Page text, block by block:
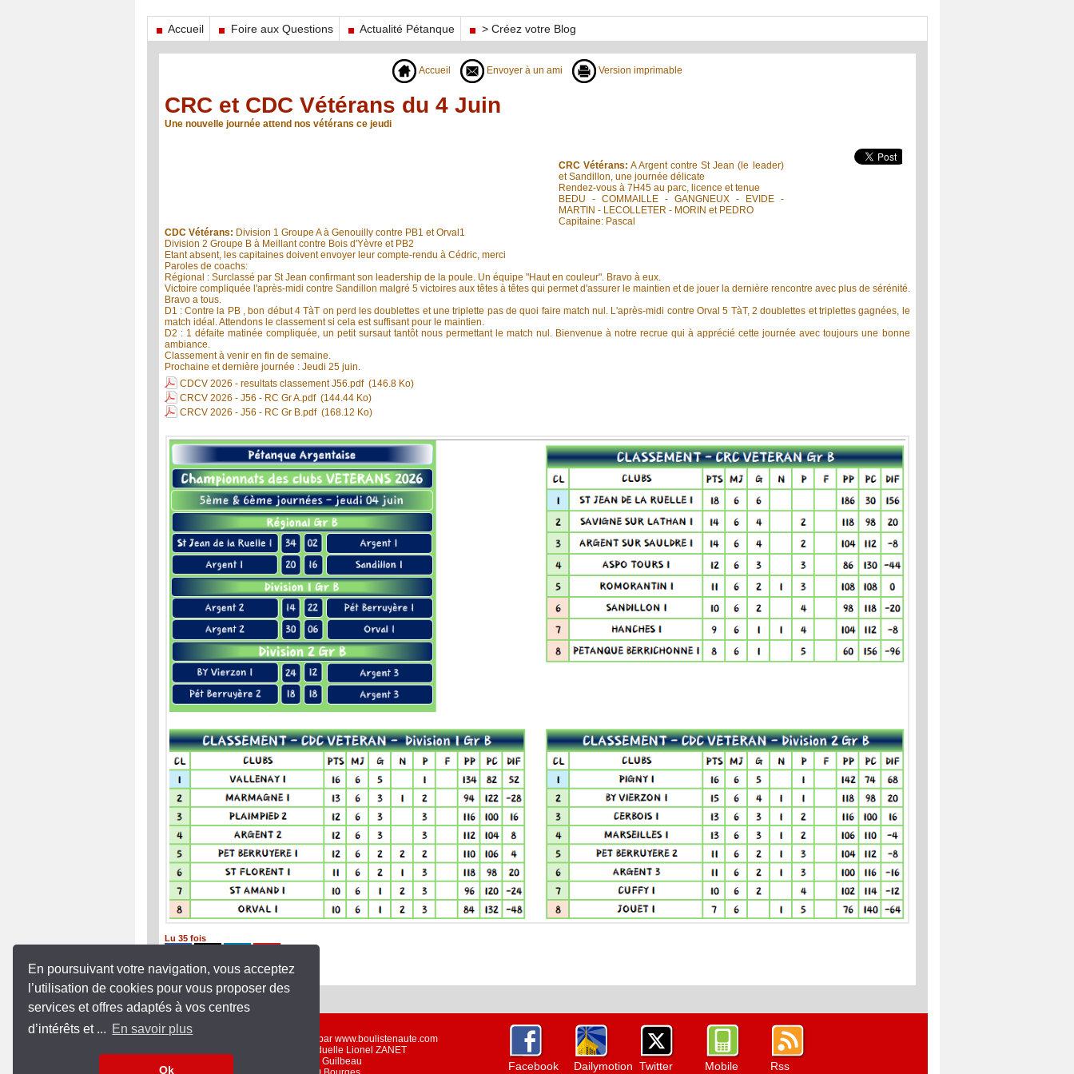
En poursuivant votre navigation, vous acceptez
l’utilisation de cookies pour vous proposer des
services et offres adaptés à vos centres
d’intérêts et ... En savoir plus
Ok
Accueil Foire aux Questions Actualité Pétanque > Créez votre Blog
Accueil Envoyer à un ami Version imprimable
CRC et CDC Vétérans du 4 Juin
Une nouvelle journée attend nos vétérans ce jeudi
CRC Vétérans: A Argent contre St Jean (le leader)
et Sandillon, une journée délicate
Rendez-vous à 7H45 au parc, licence et tenue
BEDU - COMMAILLE - GANGNEUX - EVIDE -
MARTIN - LECOLLETER - MORIN et PEDRO
Capitaine: Pascal
CDC Vétérans: Division 1 Groupe A à Genouilly contre PB1 et Orval1
Division 2 Groupe B à Meillant contre Bois d'Yèvre et PB2
Etant absent, les capitaines doivent envoyer leur compte-rendu à Cédric, merci
Paroles de coachs:
Régional : Surclassé par St Jean confirmant son leadership de la poule. Un équipe "Haut en couleur". Bravo à eux.
Victoire compliquée l'après-midi contre Sandillon malgré 5 victoires aux têtes à têtes qui permet d'assurer le maintien et de jouer la dernière rencontre avec plus de sérénité.
Bravo a tous.
D1 : Contre la PB , bon début 4 TàT on perd les doublettes et une triplette pas de quoi faire match nul. L'après-midi contre Orval 5 TàT, 2 doublettes et triplettes gagnées, le
match idéal. Attendons le classement si cela est suffisant pour le maintien.
D2 : 1 défaite matinée compliquée, un petit sursaut tantôt nous permettant le match nul. Bienvenue à notre recrue qui à apprécié cette journée avec toujours une bonne
ambiance.
Classement à venir en fin de semaine.
Prochaine et dernière journée : Jeudi 25 juin.
CDCV 2026 - resultats classement J56.pdf (146.8 Ko)
CRCV 2026 - J56 - RC Gr A.pdf (144.44 Ko)
CRCV 2026 - J56 - RC Gr B.pdf (168.12 Ko)
Lu 35 fois
Un service gratuit offert par www.boulistenaute.com
Entreprise Individuelle Lionel ZANET
19 rue Guilbeau
Facebook Dailymotion Twitter Mobile Rss